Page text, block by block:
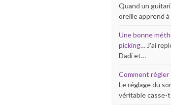
Quand un
oreille apprend
Une bonne
picking… J'ai
Dadi et…
Comment régler
Le réglage du
véritable